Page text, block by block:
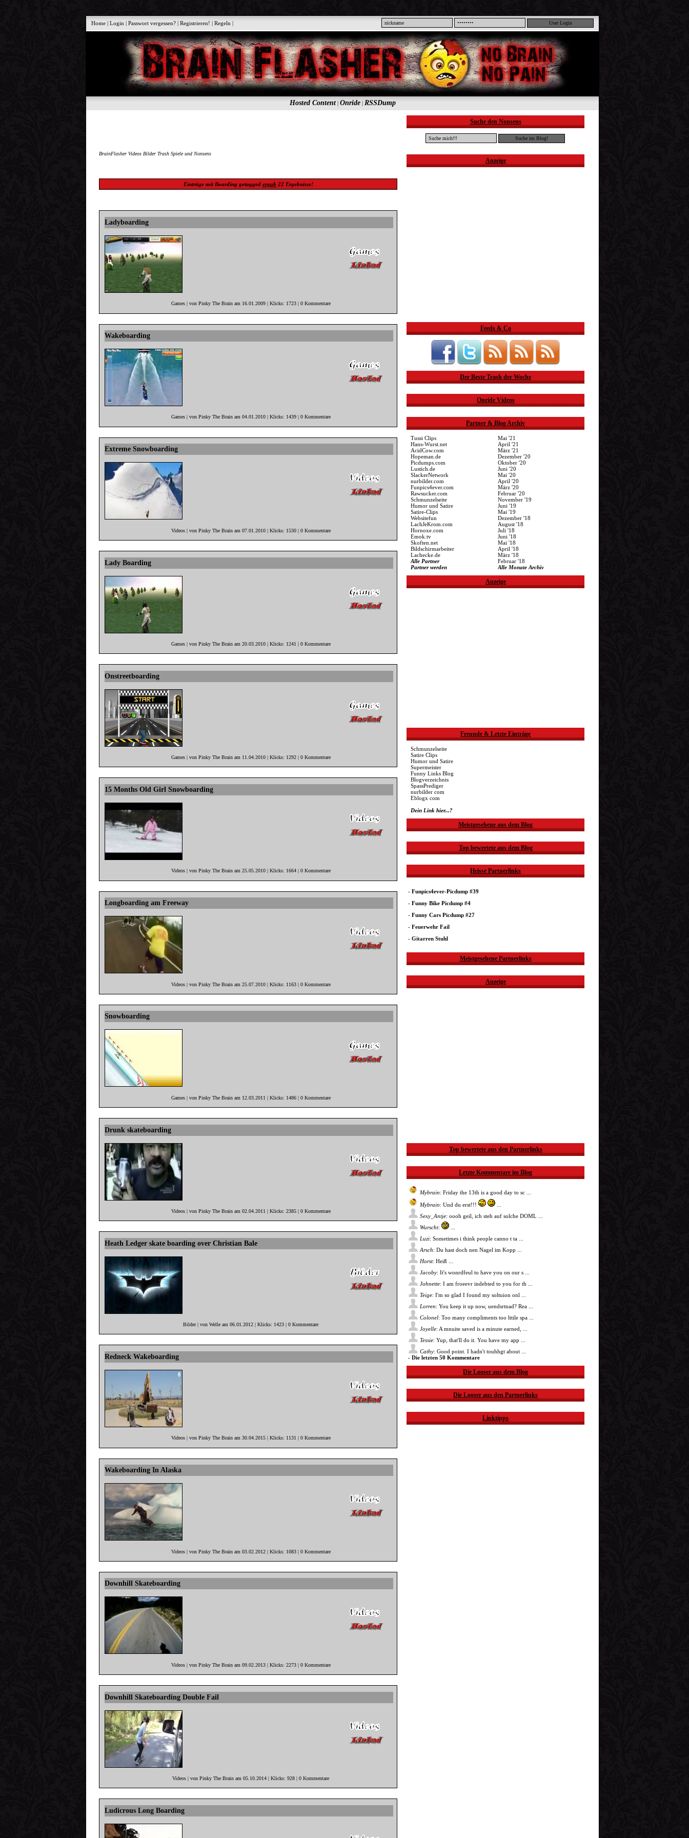
Home |Login |Passwort vergessen? |Registrieren! |Regeln |
Hosted Content| Onride| RSSDump
BrainFlasher Videos Bilder Trash Spiele und Nonsens
Einträge mit Boarding getagged ergab 22Ergebnisse!
Ladyboarding
Games | von Pinky The Brain am 16.01.2009 | Klicks: 1723 | 0 Kommentare
Wakeboarding
Games | von Pinky The Brain am 04.01.2010 | Klicks: 1439 | 0 Kommentare
Extreme Snowboarding
Videos | von Pinky The Brain am 07.01.2010 | Klicks: 1530 | 0 Kommentare
Lady Boarding
Games | von Pinky The Brain am 20.03.2010 | Klicks: 1241 | 0 Kommentare
Onstreetboarding
Games | von Pinky The Brain am 11.04.2010 | Klicks: 1292 | 0 Kommentare
15 Months Old Girl Snowboarding
Videos | von Pinky The Brain am 25.05.2010 | Klicks: 1664 | 0 Kommentare
Longboarding am Freeway
Videos | von Pinky The Brain am 25.07.2010 | Klicks: 1163 | 0 Kommentare
Snowboarding
Games | von Pinky The Brain am 12.03.2011 | Klicks: 1486 | 0 Kommentare
Drunk skateboarding
Videos | von Pinky The Brain am 02.04.2011 | Klicks: 2385 | 0 Kommentare
Heath Ledger skate boarding over Christian Bale
Bilder | von Welle am 06.01.2012 | Klicks: 1423 | 0 Kommentare
Redneck Wakeboarding
Videos | von Pinky The Brain am 30.04.2015 | Klicks: 1131 | 0 Kommentare
Wakeboarding In Alaska
Videos | von Pinky The Brain am 03.02.2012 | Klicks: 1083 | 0 Kommentare
Downhill Skateboarding
Videos | von Pinky The Brain am 09.02.2013 | Klicks: 2273 | 0 Kommentare
Downhill Skateboarding Double Fail
Videos | von Pinky The Brain am 05.10.2014 | Klicks: 928 | 0 Kommentare
Ludicrous Long Boarding
Suche den Nonsens
Anzeige
Feeds & Co
Der Beste Trash der Woche
Onride Videos
Partner & Blog Archiv
Tussi Clips
Hans-Wurst.net
AcidCow.com
Hopeman.de
Picdumps.com
Lustich.de
SlackerNetwork
nurbilder.com
Funpics4ever.com
Rawsucker.com
Schmunzelseite
Humor und Satire
Satire-Clips
Websitefun
LachJeKrom.com
Hornoxe.com
Emok.tv
Skoften.net
Bildschirmarbeiter
Lachecke.de
Alle Partner
Partner werden
Mai '21
April '21
März '21
Dezember '20
Oktober '20
Juni '20
Mai '20
April '20
März '20
Februar '20
November '19
Juni '19
Mai '19
Dezember '18
August '18
Juli '18
Juni '18
Mai '18
April '18
März '18
Februar '18
Alle Monate Archiv
Anzeige
Freunde & Letzte Einträge
Schmunzelseite
Satire Clips
Humor und Satire
Supermeister
Funny Links Blog
Blogverzeichnis
SpassPrediger
nurbilder com
Eblogx com
Dein Link hier...?
Meistgesehene aus dem Blog
Top bewertete aus dem Blog
Heisse Partnerlinks
-Funpics4ever-Picdump #39
-Funny Bike Picdump #4
-Funny Cars Picdump #27
-Feuerwehr Fail
-Gitarren Stuhl
Meistgesehene Partnerlinks
Anzeige
Top bewertete aus den Partnerlinks
Letzte Kommentare im Blog
Mybrain: Friday the 13th is a good day to sc ...
Mybrain: Und du erst!!!
Sexy_Antje: oooh geil, ich steh auf solche DOML ...
Wurscht:
Luzi: Sometimes i think people canno t ta ...
Arsch: Du hast doch nen Nagel im Kopp ...
Horst: Heiß ...
Jacoby: It's wonrdfeul to have you on our s ...
Johnette: I am froeevr indebted to you for th ...
Teige: I'm so glad I found my soltuion onl ...
Lorren: You keep it up now, uendsrtnad? Rea ...
Colonel: Too many compliments too lttile spa ...
Joyelle: A mnuite saved is a minute earned, ...
Tessie: Yup, that'll do it. You have my app ...
Cathy: Good point. I hadn't touhhgt about ...
- Die letzten 50 Kommentare
Die Looser aus dem Blog
Die Looser aus den Partnerlinks
Linktipps